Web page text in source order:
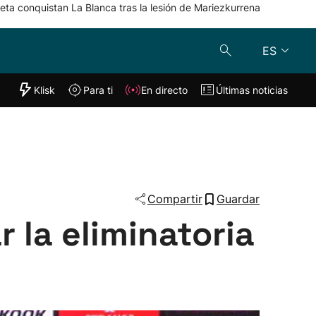
conquistan La Blanca tras la lesión de Mariezkurrena
ES
"Helmuga"
Klisk En directo
Klisk Para ti En directo Últimas noticias
Compartir Guardar
la eliminatoria